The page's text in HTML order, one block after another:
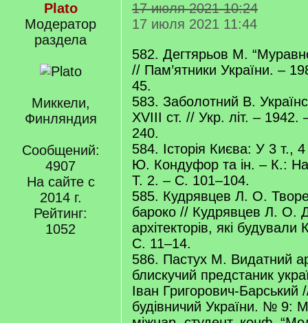
Plato
Модератор
раздела
Миккели,
Финляндия
Сообщений:
4907
На сайте с
2014 г.
Рейтинг:
1052
17 июля 2021 10:24
17 июля 2021 11:44
582. Дегтярьов М.
// Пам’ятники України. –
45.
583. Заболотний В.
XVIII ст. // Укр. літ. –
240.
584. Історія Києва: У 3 т.,
Ю. Кондуфор та ін. – К.:
Т. 2. – С. 101–104.
585. Кудрявцев Л. О.
бароко // Кудрявцев Л. О.
архітекторів, які
С. 11–14.
586. Пастух М. Видатний
блискучий предстаник
Іван Григорович-
будівничий України. № 9: